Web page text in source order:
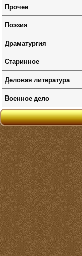
Прочее
Поэзия
Драматургия
Старинное
Деловая литература
Военное дело